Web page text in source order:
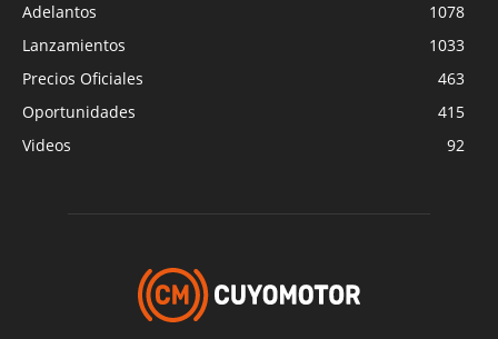
Adelantos
1078
Lanzamientos
1033
Precios Oficiales
463
Oportunidades
415
Videos
92